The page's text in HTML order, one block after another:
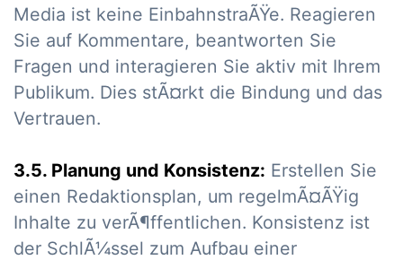
Media ist keine EinbahnstraÃŸe. Reagieren
Sie auf Kommentare, beantworten Sie
Fragen und interagieren Sie aktiv mit Ihrem
Publikum. Dies stÃ¤rkt die Bindung und das
Vertrauen.
3.5. Planung und Konsistenz: Erstellen Sie
einen Redaktionsplan, um regelmÃ¤ÃŸig
Inhalte zu verÃ¶ffentlichen. Konsistenz ist
der SchlÃ¼ssel zum Aufbau einer